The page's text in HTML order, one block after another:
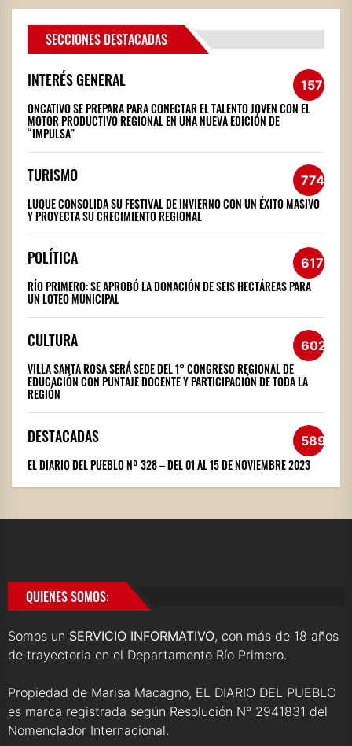
SECCIONES DESTACADAS
INTERÉS GENERAL 1571
ONCATIVO SE PREPARA PARA CONECTAR EL TALENTO JOVEN CON EL
MOTOR PRODUCTIVO REGIONAL EN UNA NUEVA EDICIÓN DE
“IMPULSA”
TURISMO 774
LUQUE CONSOLIDA SU FESTIVAL DE INVIERNO CON UN ÉXITO MASIVO
Y PROYECTA SU CRECIMIENTO REGIONAL
POLÍTICA 617
RÍO PRIMERO: SE APROBÓ LA DONACIÓN DE SEIS HECTÁREAS PARA
UN LOTEO MUNICIPAL
CULTURA 602
VILLA SANTA ROSA SERÁ SEDE DEL 1° CONGRESO REGIONAL DE
EDUCACIÓN CON PUNTAJE DOCENTE Y PARTICIPACIÓN DE TODA LA
REGIÓN
DESTACADAS 589
EL DIARIO DEL PUEBLO Nº 328 – DEL 01 AL 15 DE NOVIEMBRE 2023
QUIENES SOMOS:
Somos un SERVICIO INFORMATIVO, con más de 18 años
de trayectoria en el Departamento Río Primero.
Propiedad de Marisa Macagno, EL DIARIO DEL PUEBLO
es marca registrada según Resolución N° 2941831 del
Nomenclador Internacional.